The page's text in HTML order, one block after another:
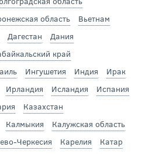
область
Вьетнам
Дагестан
Дания
край
Ингушетия Индия
Ирак
Ирландия Исландия
Испания
Казахстан
Калмыкия
Калужская область
Черкесия Карелия
Катар